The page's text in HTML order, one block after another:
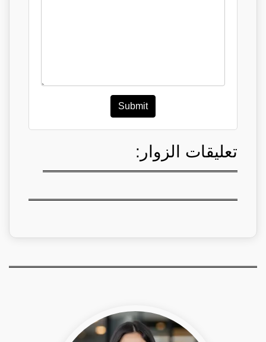
Submit
تعليقات الزوار: